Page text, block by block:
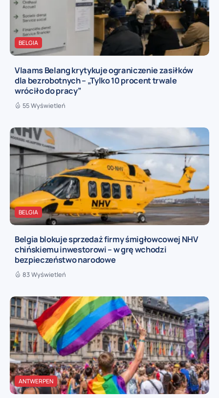
BELGIA
Vlaams Belang krytykuje ograniczenie zasiłków
dla bezrobotnych – „Tylko 10 procent trwale
wróciło do pracy”
55 Wyświetleń
BELGIA
Belgia blokuje sprzedaż firmy śmigłowcowej NHV
chińskiemu inwestorowi – w grę wchodzi
bezpieczeństwo narodowe
83 Wyświetleń
ANTWERPEN